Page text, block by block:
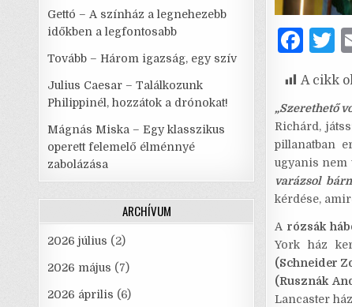
F
c
e
b
o
o
k
T
it
r
A cikk
„Szerethető
Richárd,
pillanatban
ugyanis nem
varázsol
kérdése,
A rózsák
York ház
(Schneider
(Rusznák
Lancaster
Gettó – A színház a legnehezebb
időkben a legfontosabb
Tovább – Három igazság, egy szív
Julius Caesar – Találkozunk
Philippinél, hozzátok a drónokat!
Mágnás Miska – Egy klasszikus
operett felemelő élménnyé
zabolázása
ARCHÍVUM
2026 július (2)
2026 május (7)
2026 április (6)